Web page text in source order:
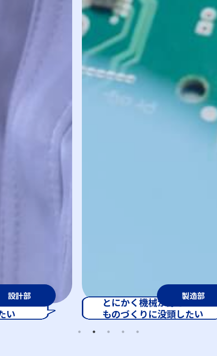
製造部
とにかく機械が好き
ものづくりに没頭したい